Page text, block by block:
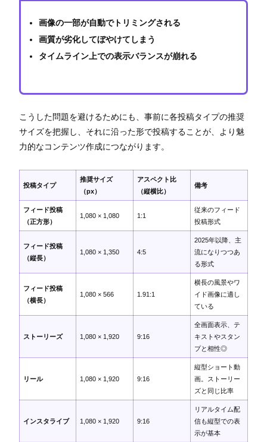
画像の一部が自動でトリミングされる
画質が劣化してぼやけてしまう
タイムライン上での表示バランスが崩れる
こうした問題を避けるためにも、事前に各投稿タイプの推奨
サイズを把握し、それに沿った形で投稿することが、より魅
力的なコンテンツ作成につながります。
投稿タイプ
推奨サイズ
（px）
アスペクト比
（縦横比）
備考
フィード投稿
（正方形）
1,080 × 1,080 1:1
従来のフィード
投稿形式
フィード投稿
（縦長）
1,080 × 1,350 4:5
2025年以降、主
流になりつつあ
る形式
フィード投稿
（横長）
1,080 × 566 1.91:1
横長の風景やワ
イド画像に適し
ている
ストーリーズ 1,080 × 1,920 9:16
全画面表示、テ
キストやスタン
プと相性◎
リール 1,080 × 1,920 9:16
縦型ショート動
画。ストーリー
ズと同じ比率
インスタライブ 1,080 × 1,920 9:16
リアルタイム配
信も縦型での表
示が基本